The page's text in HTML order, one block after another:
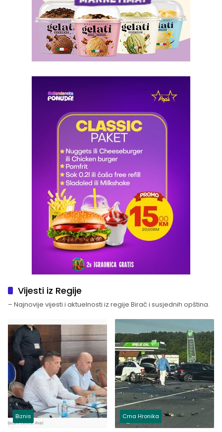
Vijesti iz Regije
– Najnovije vijesti i aktuelnosti iz regije Birač i susjednih opština.
Biznis Crna Hronika